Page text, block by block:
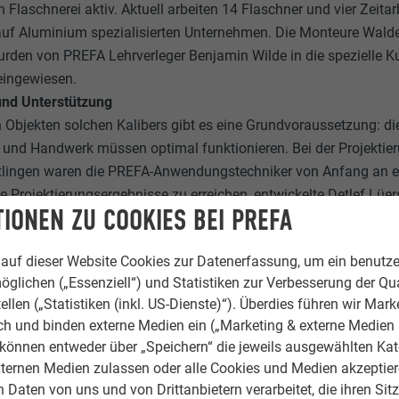
ZU COOKIES BEI PREFA
dieser Website Cookies zur Datenerfassung, um ein
(„Essenziell“) und Statistiken zur Verbesserung der
(„Statistiken (inkl. US-Dienste)“). Überdies führen wir
und binden externe Medien ein („Marketing & externe Medien
entweder über „Speichern“ die jeweils ausgewählten
Medien zulassen oder alle Cookies und Medien
Daten von uns und von Drittanbietern verarbeitet, die ihren
Flaschnerei aktiv. Aktuell arbeiten 14 Flaschner und vier
Aluminium spezialisierten Unternehmen. Die Monteure
von PREFA Lehrverleger Benjamin Wilde in die spezielle
Unterstützung
Objekten solchen Kalibers gibt es eine Grundvoraussetzung:
Handwerk müssen optimal funktionieren. Bei der
waren die PREFA-Anwendungstechniker von Anfang an
Projektierungsergebnisse zu erreichen, entwickelte Detlef
mit den Planern zahlreiche Details zur Ausführung des
auch diverse Regeldetails festgelegt, um anschließend eine
zu formulieren. Dank klarer Vorgaben waren
und die Arbeiten konnten durch die Spezialisten des
durchgeführt werden. Schließlich ist der Fachbetrieb
vertraut.Unter der Leitung von Manfred Burgbacher wird in
& Co KG zu 50 % mit PREFA Aluminium gearbeitet.
79 das erste große Objekt mit Falzonal (eine